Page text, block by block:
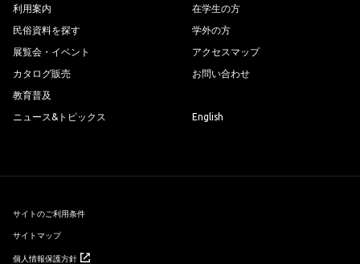
利用案内
民俗資料を探す
展覧会・イベント
カタログ販売
教育普及
ニュース&トピックス
在学生の方
学外の方
アクセスマップ
お問い合わせ
English
サイトのご利用条件
サイトマップ
個人情報保護方針